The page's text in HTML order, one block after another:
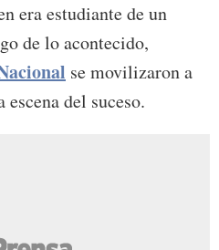
era estudiante de un
de lo acontecido,
se movilizaron a
del suceso.